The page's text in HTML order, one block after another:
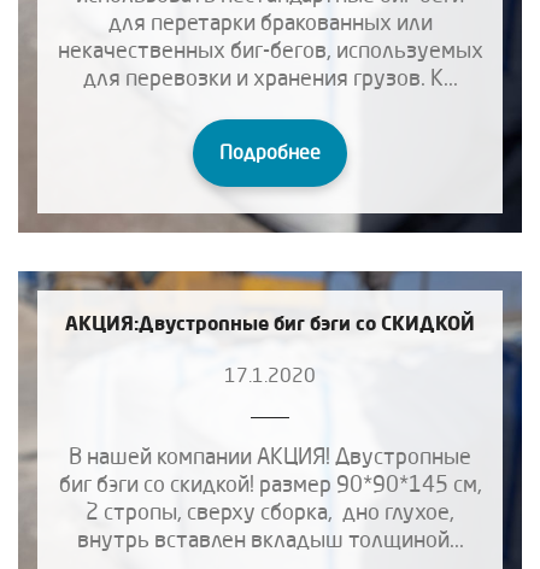
для перетарки бракованных или
некачественных биг-бегов, используемых
для перевозки и хранения грузов. К...
Подробнее
АКЦИЯ:Двустропные биг бэги со СКИДКОЙ
17.1.2020
В нашей компании АКЦИЯ! Двустропные
биг бэги со скидкой! размер 90*90*145 см,
2 стропы, сверху сборка, дно глухое,
внутрь вставлен вкладыш толщиной...